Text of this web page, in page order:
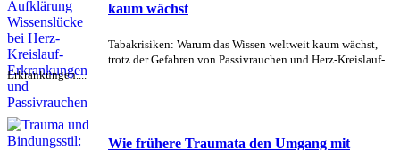
kaum wächst
Tabakrisiken: Warum das Wissen weltweit kaum wächst,
trotz der Gefahren von Passivrauchen und Herz-Kreislauf-
Erkrankungen....
Wie frühere Traumata den Umgang mit